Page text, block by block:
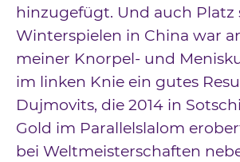
hinzugefügt. Und auch Platz
Winterspielen in China war
meiner Knorpel- und
im linken Knie ein gutes
Dujmovits, die 2014 in
Gold im Parallelslalom
bei Weltmeisterschaften